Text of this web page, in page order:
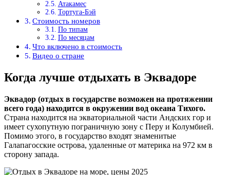
Атакамес
Тортуга-Бэй
Стоимость номеров
По типам
По месяцам
Что включено в стоимость
Видео о стране
Когда лучше отдыхать в Эквадоре
Эквадор (отдых в государстве возможен на протяжении
всего года) находится в окружении вод океана Тихого.
Страна находится на экваториальной части Андских гор и
имеет сухопутную пограничную зону с Перу и Колумбией.
Помимо этого, в государство входят знаменитые
Галапагосские острова, удаленные от материка на 972 км в
сторону запада.